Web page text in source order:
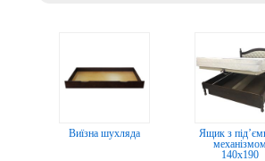
Виїзна шухляда
Ящик з
140x190